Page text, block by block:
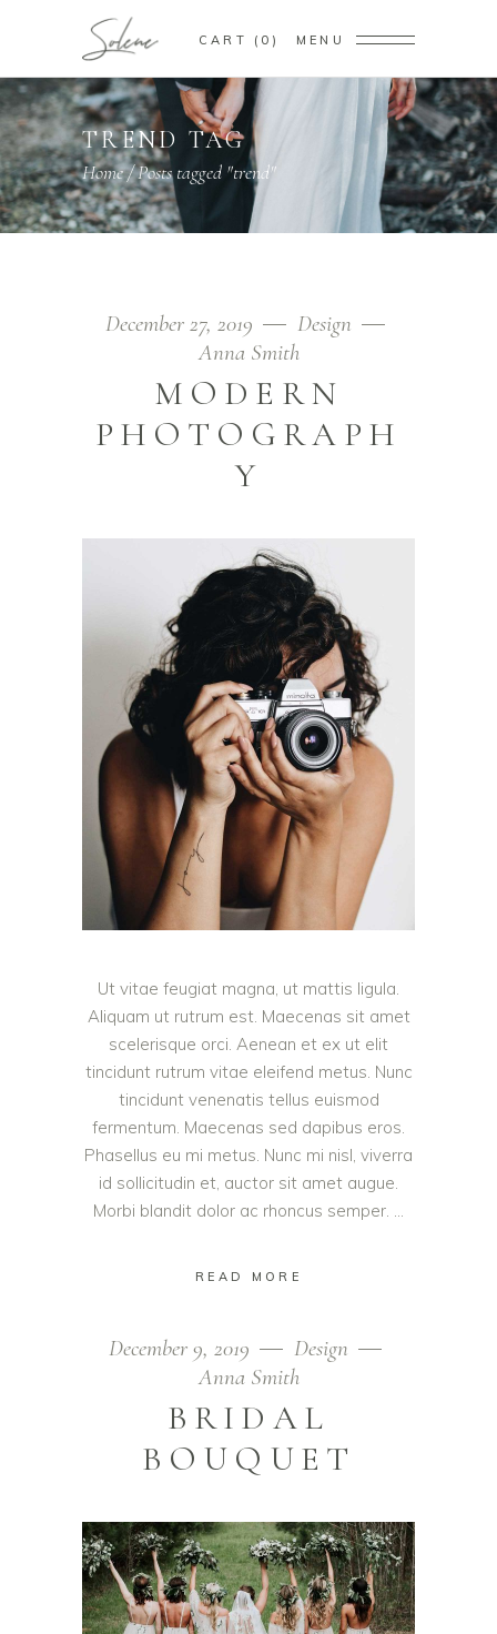
CART 0 MENU
TREND TAG
Home/Posts tagged "trend"
December 27, 2019
Design
Anna Smith
MODERN
PHOTOGRAPH
Y
Ut vitae feugiat magna, ut mattis ligula.
Aliquam ut rutrum est. Maecenas sit amet
scelerisque orci. Aenean et ex ut elit
tincidunt rutrum vitae eleifend metus. Nunc
tincidunt venenatis tellus euismod
fermentum. Maecenas sed dapibus eros.
Phasellus eu mi metus. Nunc mi nisl, viverra
id sollicitudin et, auctor sit amet augue.
Morbi blandit dolor ac rhoncus semper.
READ MORE
December 9, 2019
Design
Anna Smith
BRIDAL
BOUQUET